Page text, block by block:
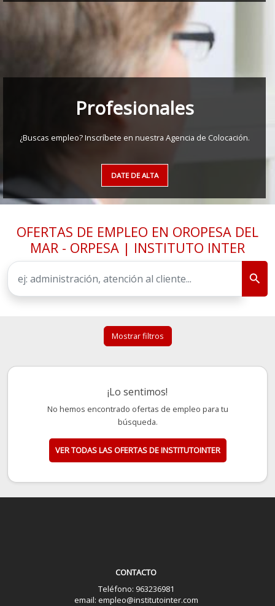
Profesionales
¿Buscas empleo? Inscríbete en nuestra Agencia de Colocación.
DATE DE ALTA
OFERTAS DE EMPLEO EN OROPESA DEL
MAR - ORPESA | INSTITUTO INTER
Mostrar filtros
¡Lo sentimos!
No hemos encontrado ofertas de empleo para tu
búsqueda.
VER TODAS LAS OFERTAS DE INSTITUTOINTER
CONTACTO
Teléfono: 963236981
email: empleo@institutointer.com